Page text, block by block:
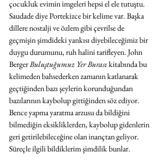
çocukluk evimin imgeleri hepsi el ele tutuştu.
Saudade diye Portekizce bir kelime var. Başka
dillere nostalji ve özlem gibi çevrilse de
geçmişin şimdideki yankısı diyebileceğimiz bir
duygu durumunu, ruh halini tarifleyen. John
Berger Buluştuğumuz Yer Burası kitabında bu
kelimeden bahsederken zamanın katlanarak
geçtiğinden bazı şeylerin korunduğundan
bazılarının kaybolup gittiğinden söz ediyor.
Bence yapma yaratma arzusu da bildiğini
bilmediğin eksikliklerden, kaybolup gidenlerin
geri getirilebileceğine olan inançtan geliyor.
Süreçle ilgili bildiklerim şimdilik bunlar.